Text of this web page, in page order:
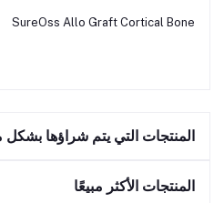
SureOss Allo Graft Cortical Bone
المنتجات التي يتم شراؤها بشكل
المنتجات الأكثر مبيعًا